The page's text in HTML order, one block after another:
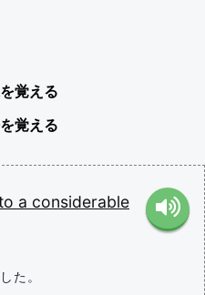
覚える
覚える
a considerable
た。